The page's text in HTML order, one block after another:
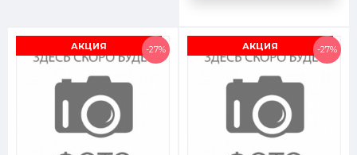
АКЦИЯ -27% АКЦИЯ -27%